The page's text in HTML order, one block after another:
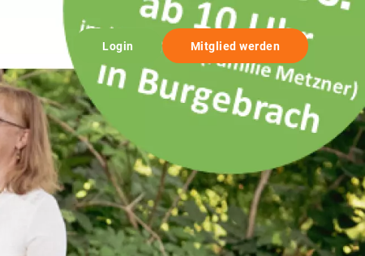
Login Mitglied werden